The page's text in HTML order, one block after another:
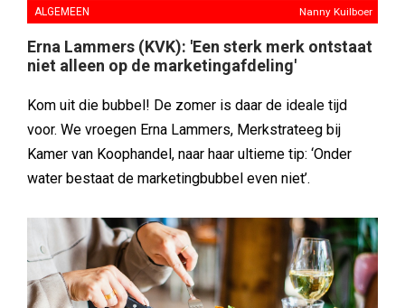
ALGEMEEN Nanny Kuilboer
Erna Lammers (KVK): 'Een sterk merk ontstaat
niet alleen op de marketingafdeling'
Kom uit die bubbel! De zomer is daar de ideale tijd
voor. We vroegen Erna Lammers, Merkstrateeg bij
Kamer van Koophandel, naar haar ultieme tip: ‘Onder
water bestaat de marketingbubbel even niet’.